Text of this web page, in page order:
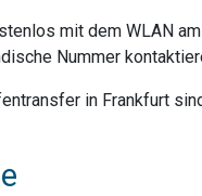
mit dem WLAN
Nummer
in Frankfurt